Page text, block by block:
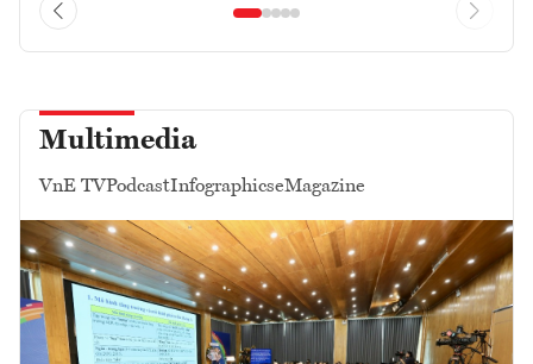
Multimedia
VnE TVPodcastInfographicseMagazine